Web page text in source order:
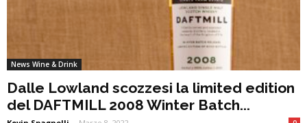
News Wine & Drink
Dalle Lowland scozzesi la limited edition
del DAFTMILL 2008 Winter Batch...